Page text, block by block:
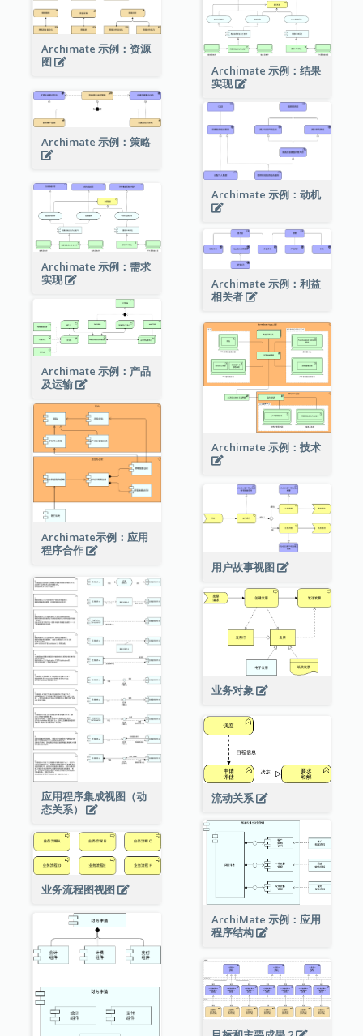
Archimate 示例：资源
图
Archimate 示例：结果
实现
Archimate 示例：策略
Archimate 示例：动机
Archimate 示例：需求
实现
Archimate 示例：利益
相关者
Archimate 示例：产品
及运输
Archimate 示例：技术
Archimate示例：应用
程序合作
用户故事视图
应用程序集成视图（动
态关系）
业务对象
流动关系
ArchiMate 示例：应用
程序结构
业务流程图视图